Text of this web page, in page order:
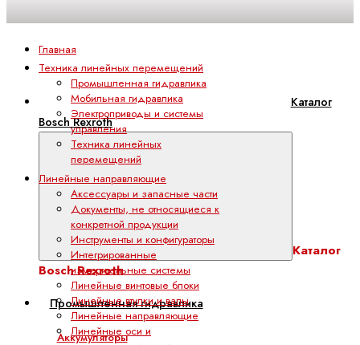
Каталог
Bosch Rexroth
Каталог
Bosch Rexroth
Промышленная гидравлика
Аккумуляторы
Главная
Техника линейных перемещений
Промышленная гидравлика
Мобильная гидравлика
Электроприводы и системы
управления
Техника линейных
перемещений
Линейные направляющие
Аксессуары и запасные части
Документы, не относящиеся к
конкретной продукции
Инструменты и конфигураторы
Интегрированные
измерительные системы
Линейные винтовые блоки
Линейные втулки и валы
Линейные направляющие
Линейные оси и